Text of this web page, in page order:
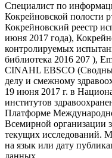
Специалист по
Кокрейновской полости
Кокрейновский реестр
июня 2017 года),
контролируемых
библиотека 2016 207 ),
CINAHL EBSCO
делу и смежному
19 июня 2017 г. в
институтов
Платформе
Всемирной организации
текущих исследований.
на язык или дату